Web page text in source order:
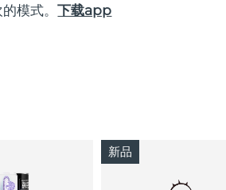
模式。下载app
新品